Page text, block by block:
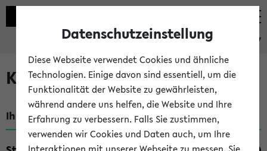
eKVV
Kombisuche im eKVV
Ihre Suchkriterien:
Datenschutzeinstellung
Diese Webseite verwendet Cookies und ähnliche
Technologien. Einige davon sind essentiell, um die
Funktionalität der Website zu gewährleisten,
während andere uns helfen, die Website und Ihre
Erfahrung zu verbessern. Falls Sie zustimmen,
verwenden wir Cookies und Daten auch, um Ihre